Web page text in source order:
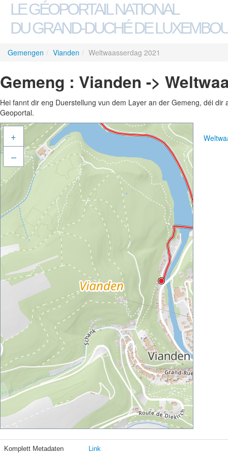
LE GÉOPORTAIL NATIONAL
DU GRAND-DUCHÉ DE
Gemengen / Vianden / Weltwaasserdag 2021
Gemeng : Vianden ->
Hei fannt dir eng Duerstellung vun dem Layer an der Gemeng, déi
Geoportal.
+
–
Komplett Metadaten Link